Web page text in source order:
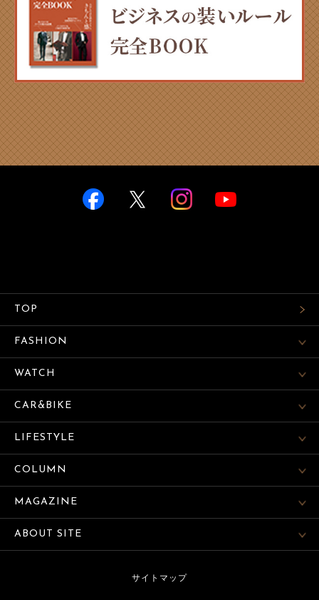
TOP
FASHION
WATCH
CAR&BIKE
LIFESTYLE
COLUMN
MAGAZINE
ABOUT SITE
サイトマップ